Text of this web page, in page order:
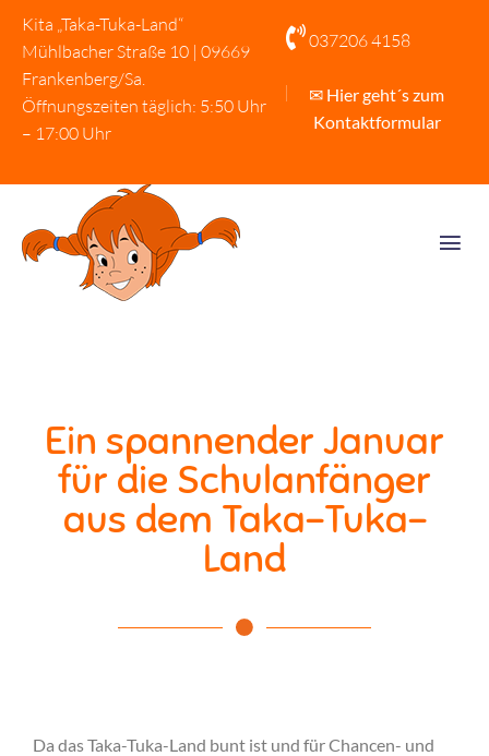
Kita „Taka-Tuka-Land“
Mühlbacher Straße 10 | 09669
Frankenberg/Sa.
Öffnungszeiten täglich: 5:50 Uhr
– 17:00 Uhr
037206 4158
✉ Hier geht´s zum
Kontaktformular
Ein spannender Januar
für die Schulanfänger
aus dem Taka-Tuka-
Land
Da das Taka-Tuka-Land bunt ist und für Chancen- und